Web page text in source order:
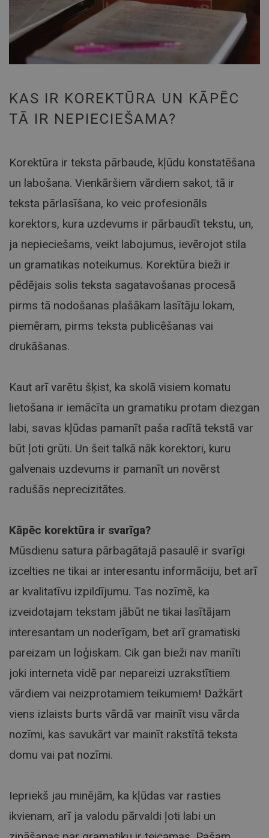
KAS IR KOREKTŪRA UN KĀPĒC
TĀ IR NEPIECIEŠAMA?
Korektūra ir teksta pārbaude, kļūdu konstatēšana
un labošana. Vienkāršiem vārdiem sakot, tā ir
teksta pārlasīšana, ko veic profesionāls
korektors, kura uzdevums ir pārbaudīt tekstu, un,
ja nepieciešams, veikt labojumus, ievērojot stila
un gramatikas noteikumus. Korektūra bieži ir
pēdējais solis teksta sagatavošanas procesā
pirms tā nodošanas plašākam lasītāju lokam,
piemēram, pirms teksta publicēšanas vai
drukāšanas.
Kaut arī varētu šķist, ka skolā visiem komatu
lietošana ir iemācīta un gramatiku protam diezgan
labi, savas kļūdas pamanīt paša radītā tekstā var
būt ļoti grūti. Un šeit talkā nāk korektori, kuru
galvenais uzdevums ir pamanīt un novērst
radušās neprecizitātes.
Kāpēc korektūra ir svarīga?
Mūsdienu satura pārbagātajā pasaulē ir svarīgi
izcelties ne tikai ar interesantu informāciju, bet arī
ar kvalitatīvu izpildījumu. Tas nozīmē, ka
izveidotajam tekstam jābūt ne tikai lasītājam
interesantam un noderīgam, bet arī gramatiski
pareizam un loģiskam. Cik gan bieži nav manīti
joki interneta vidē par nepareizi uzrakstītiem
vārdiem vai neizprotamiem teikumiem! Dažkārt
viens izlaists burts vārdā var mainīt visu vārda
nozīmi, kas savukārt var mainīt rakstītā teksta
domu vai pat nozīmi.
Iepriekš jau minējām, ka kļūdas var rasties
ikvienam, arī ja valodu pārvaldi ļoti labi un